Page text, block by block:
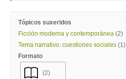
Tópicos suxeridos
Ficción moderna y contemporánea (2)
Tema narrativo: cuestiones sociales (1)
Formato
(2)